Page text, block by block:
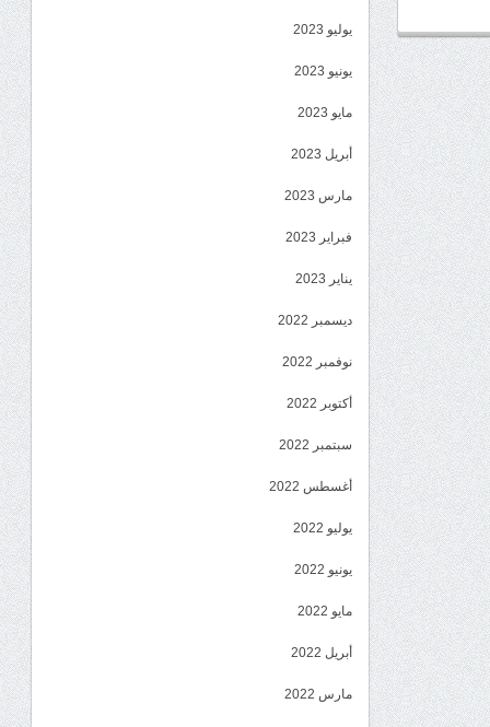
يوليو 2023
يونيو 2023
مايو 2023
أبريل 2023
مارس 2023
فبراير 2023
يناير 2023
ديسمبر 2022
نوفمبر 2022
أكتوبر 2022
سبتمبر 2022
أغسطس 2022
يوليو 2022
يونيو 2022
مايو 2022
أبريل 2022
مارس 2022